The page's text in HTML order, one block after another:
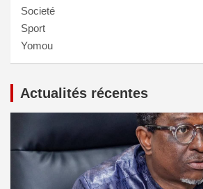
Societé
Sport
Yomou
Actualités récentes